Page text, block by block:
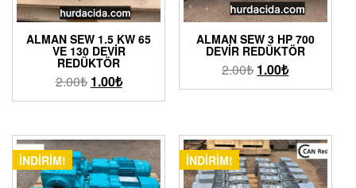
ALMAN SEW 1.5 KW 65
VE 130 DEVIR
REDÜKTÖR
2.00₺ 1.00₺
ALMAN SEW 3 HP 700
DEVIR REDÜKTÖR
2.00₺ 1.00₺
İNDIRIM! İNDIRIM!